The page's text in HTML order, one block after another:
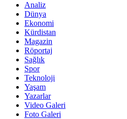
Analiz
Dünya
Ekonomi
Kürdistan
Magazin
Röportaj
Sağlık
Spor
Teknoloji
Yaşam
Yazarlar
Video Galeri
Foto Galeri